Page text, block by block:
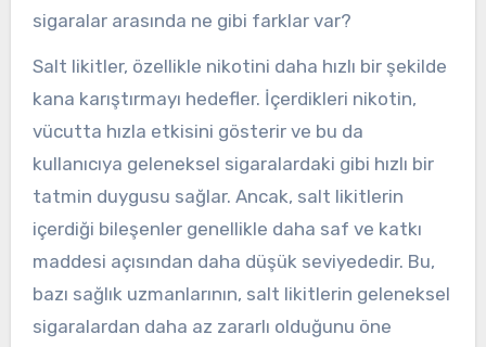
sigaralar arasında ne gibi farklar var?
Salt likitler, özellikle nikotini daha hızlı bir şekilde
kana karıştırmayı hedefler. İçerdikleri nikotin,
vücutta hızla etkisini gösterir ve bu da
kullanıcıya geleneksel sigaralardaki gibi hızlı bir
tatmin duygusu sağlar. Ancak, salt likitlerin
içerdiği bileşenler genellikle daha saf ve katkı
maddesi açısından daha düşük seviyededir. Bu,
bazı sağlık uzmanlarının, salt likitlerin geleneksel
sigaralardan daha az zararlı olduğunu öne